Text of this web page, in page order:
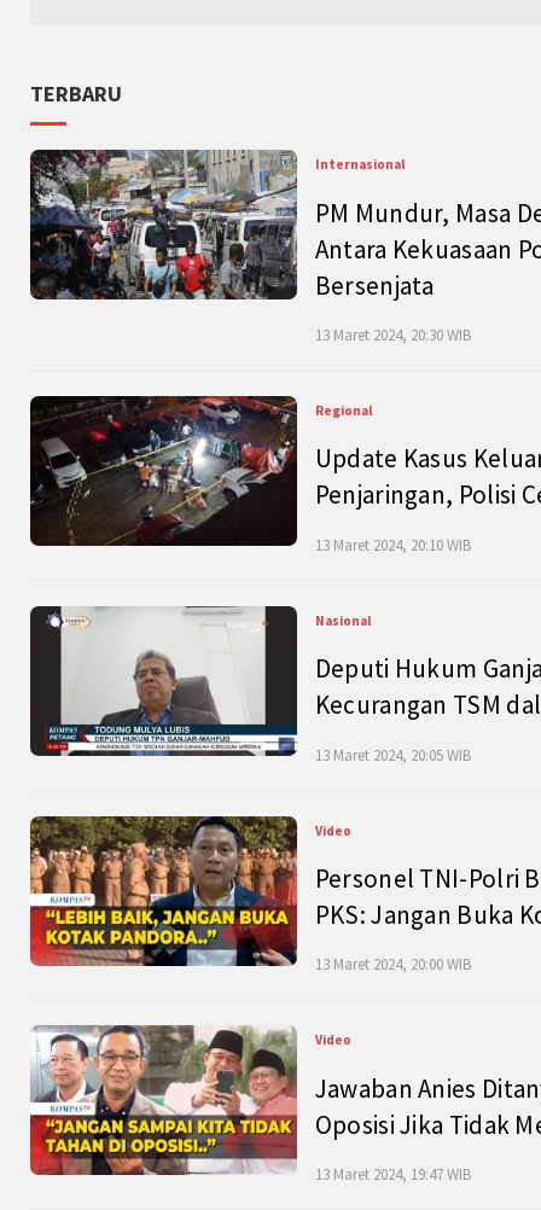
TERBARU
Internasional
PM Mundur, Masa
Antara Kekuasaan
Bersenjata
13 Maret 2024, 20:30 WIB
Regional
Update Kasus
Penjaringan, Polisi
13 Maret 2024, 20:10 WIB
Nasional
Deputi Hukum
Kecurangan TSM
13 Maret 2024, 20:05 WIB
Video
Personel TNI-Polri
PKS: Jangan Buka
13 Maret 2024, 20:00 WIB
Video
Jawaban Anies
Oposisi Jika Tidak
13 Maret 2024, 19:47 WIB